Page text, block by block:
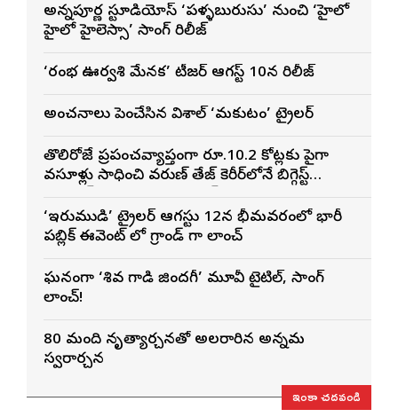
అన్నపూర్ణ స్టూడియోస్ ‘పళ్ళబురుసు’ నుంచి ‘హైలో
హైలో హైలెస్సా’ సాంగ్ రిలీజ్
‘రంభ ఊర్వశి మేనక’ టీజర్ ఆగస్ట్ 10న రిలీజ్
అంచనాలు పెంచేసిన విశాల్ ‘మకుటం’ ట్రైలర్
తొలిరోజే ప్రపంచవ్యాప్తంగా రూ.10.2 కోట్లకు పైగా
వసూళ్లు సాధించి వరుణ్ తేజ్ కెరీర్‌లోనే బిగ్గెస్ట్
‘ఇరుముడి’ ట్రైలర్ ఆగస్టు 12న భీమవరంలో భారీ
పబ్లిక్ ఈవెంట్ లో గ్రాండ్ గా లాంచ్
ఘనంగా ‘శివ గాడి జింద‌గీ’ మూవీ టైటిల్, సాంగ్
లాంచ్!
80 మంది నృత్యార్చనతో అలరారిన అన్నమ
స్వరార్చన
ఇంకా చదవండి